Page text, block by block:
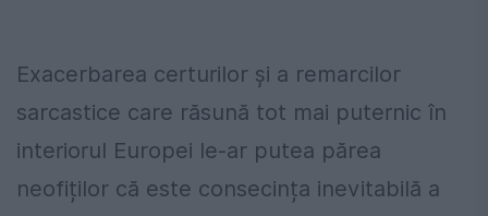
Exacerbarea certurilor și a remarcilor
sarcastice care răsună tot mai puternic în
interiorul Europei le-ar putea părea
neofiților că este consecința inevitabilă a